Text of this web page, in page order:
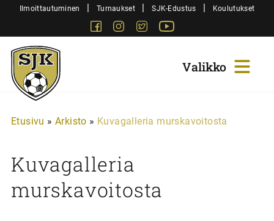
SiirryIlmoittautuminen | Turnaukset | SJK-Edustus | Koulutukset
FacebookInstagram
Twitter
Sjk-
Juniorit
Etusivu » Arkisto » Kuvagalleria murskavoitosta
Kuvagalleria
murskavoitosta